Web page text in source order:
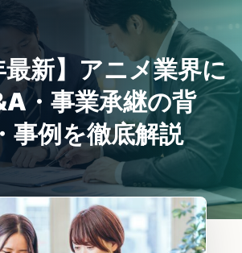
最新】アニメ業界に
・事業承継の背
事例を徹底解説